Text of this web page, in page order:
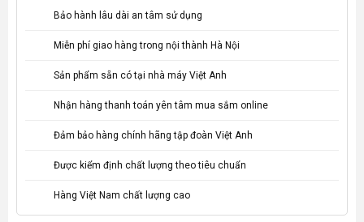
Bảo hành lâu dài an tâm sử dụng
Miễn phí giao hàng trong nội thành Hà Nội
Sản phẩm sẵn có tại nhà máy Việt Anh
Nhận hàng thanh toán yên tâm mua sắm online
Đảm bảo hàng chính hãng tập đoàn Việt Anh
Được kiểm định chất lượng theo tiêu chuẩn
Hàng Việt Nam chất lượng cao